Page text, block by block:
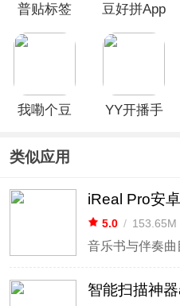
普贴标签
豆好拼App
我嘞个豆
YY开播手
类似应用
iReal Pro安
5.0 / 153.65M
音乐书与伴奏曲
智能扫描神